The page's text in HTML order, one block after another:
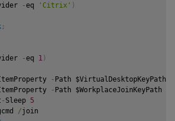
-eq 'Citrix' )
;
-eq 1 )
- Path $VirtualDesktopKeyPath
- Path $WorkplaceJoinKeyPath
- Sleep 5
/join